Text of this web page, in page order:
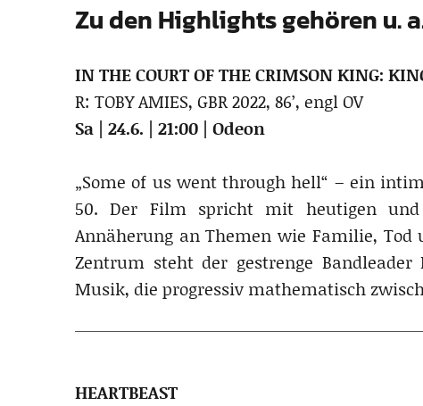
Zu den Highlights gehören u.
IN THE COURT OF THE CRIMSON KING:
R: TOBY AMIES, GBR 2022, 86’, engl OV
Sa | 24.6. | 21:00 | Odeon
„Some of us went through hell“ – ein
50. Der Film spricht mit heutigen
Annäherung an Themen wie Familie,
Zentrum steht der gestrenge
Musik, die progressiv mathematisch
HEARTBEAST